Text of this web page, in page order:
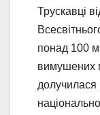
Трускавці
понад 100
вимушених